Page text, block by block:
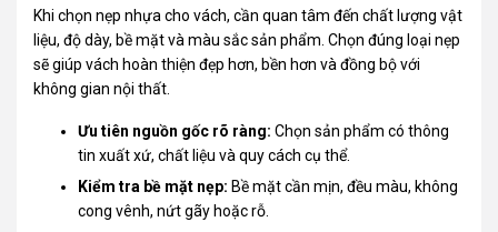
Khi chọn nẹp nhựa cho vách, cần quan tâm đến chất lượng vật
liệu, độ dày, bề mặt và màu sắc sản phẩm. Chọn đúng loại nẹp
sẽ giúp vách hoàn thiện đẹp hơn, bền hơn và đồng bộ với
không gian nội thất.
Ưu tiên nguồn gốc rõ ràng: Chọn sản phẩm có thông
tin xuất xứ, chất liệu và quy cách cụ thể.
Kiểm tra bề mặt nẹp: Bề mặt cần mịn, đều màu, không
cong vênh, nứt gãy hoặc rỗ.